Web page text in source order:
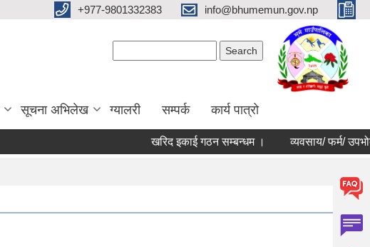
+977-9801332383 info@bhumemun.gov.np
सूचना अभिलेख ग्यालरी सम्पर्क कार्य पात्रो
खरिद इकाई गठन सम्बन्धम । व्यवसाय/ फर्म/ उपभोक्ता /